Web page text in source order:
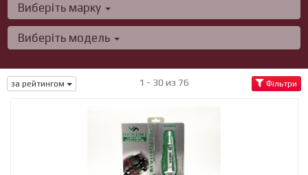
Виберіть марку
Виберіть модель
за рейтингом 1 - 30 из 76 Фільтри